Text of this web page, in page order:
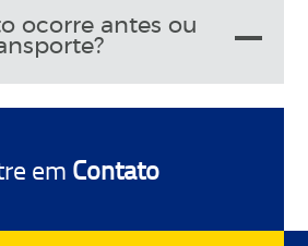
ocorre antes ou
em Contato